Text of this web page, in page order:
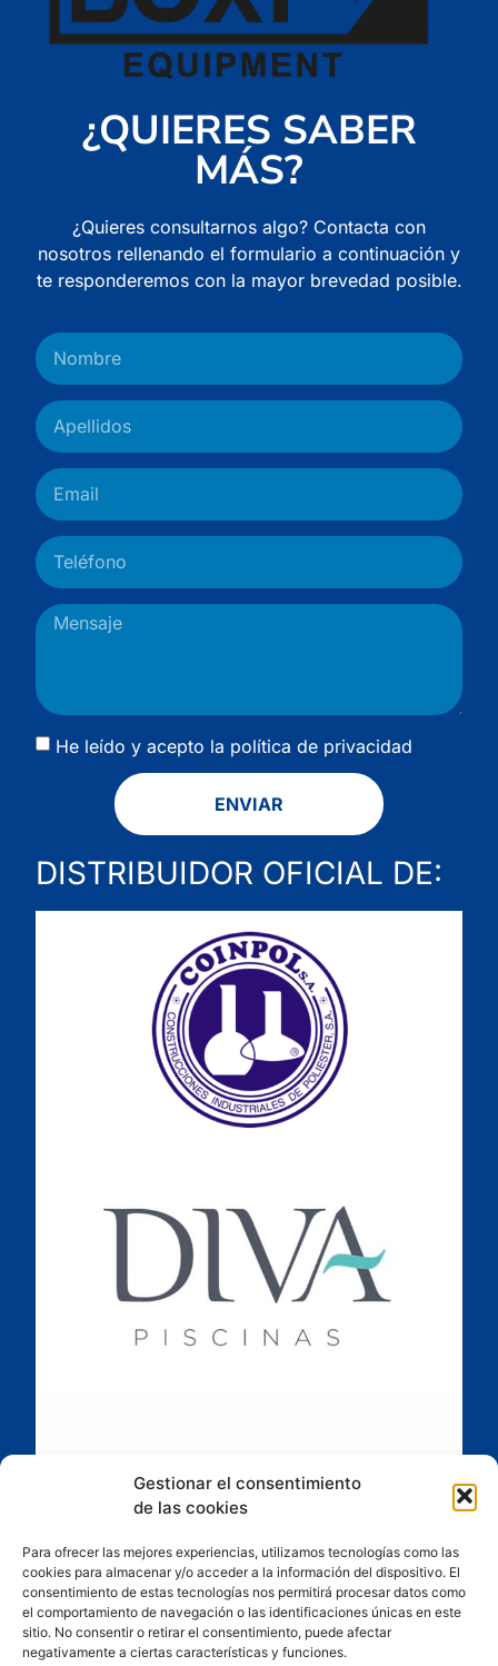
Gestionar el consentimiento
de las cookies
Para ofrecer las mejores experiencias, utilizamos tecnologías como las
cookies para almacenar y/o acceder a la información del dispositivo. El
consentimiento de estas tecnologías nos permitirá procesar datos como
el comportamiento de navegación o las identificaciones únicas en este
sitio. No consentir o retirar el consentimiento, puede afectar
negativamente a ciertas características y funciones.
¿QUIERES SABER
MÁS?
¿Quieres consultarnos algo? Contacta con
nosotros rellenando el formulario a continuación y
te responderemos con la mayor brevedad posible.
He leído y acepto la política de privacidad
ENVIAR
DISTRIBUIDOR OFICIAL DE: